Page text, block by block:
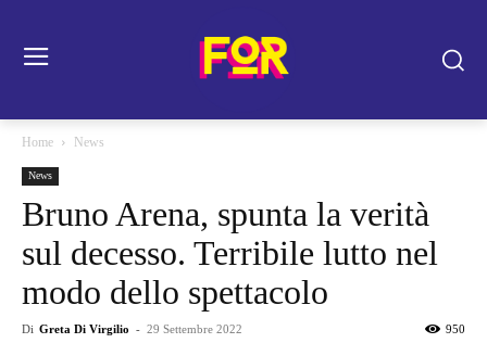
Home News
News
Bruno Arena, spunta la verità
sul decesso. Terribile lutto nel
modo dello spettacolo
Di Greta Di Virgilio - 29 Settembre 2022 950